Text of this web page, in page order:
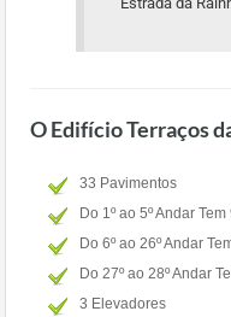
O Edifício Terraços
33 Pavimentos
Do 1º ao 5º Andar
Do 6º ao 26º Andar
Do 27º ao 28º Andar
3 Elevadores